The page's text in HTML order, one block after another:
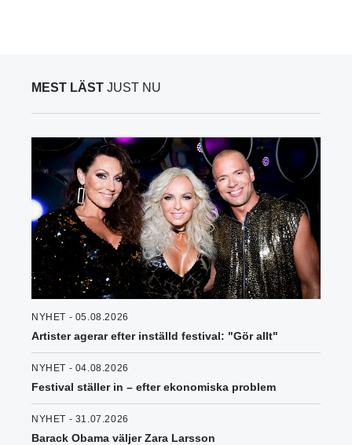
MEST LÄST JUST NU
NYHET - 05.08.2026
Artister agerar efter inställd festival: "Gör allt"
NYHET - 04.08.2026
Festival ställer in – efter ekonomiska problem
NYHET - 31.07.2026
Barack Obama väljer Zara Larsson